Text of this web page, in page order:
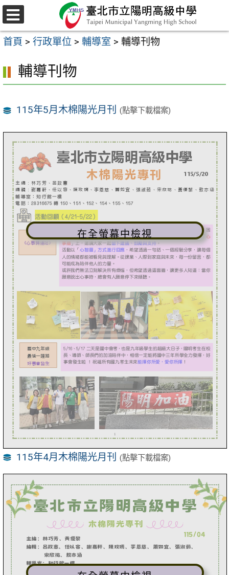
跳
至
主
內
容
選
單
首頁 > 行政單位 > 輔導室 > 輔導刊物
輔導刊物
115年5月木棉陽光月刊 (點擊下載檔案)
在全螢幕中檢視
115年4月木棉陽光月刊 (點擊下載檔案)